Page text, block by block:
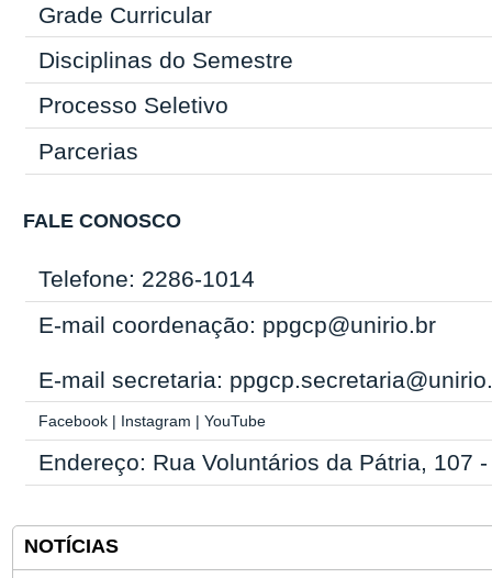
Grade Curricular
Disciplinas do Semestre
Processo Seletivo
Parcerias
FALE CONOSCO
Telefone: 2286-1014
E-mail coordenação: ppgcp@unirio.br
E-mail secretaria:
Facebook| Instagram | YouTube
Endereço: Rua Voluntários da Pátria, 107
NOTÍCIAS